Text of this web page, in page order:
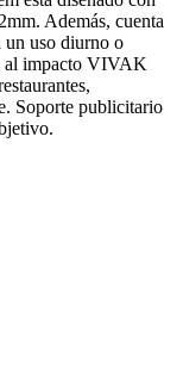
Además, cuenta
un uso diurno o
al impacto VIVAK
Soporte publicitario